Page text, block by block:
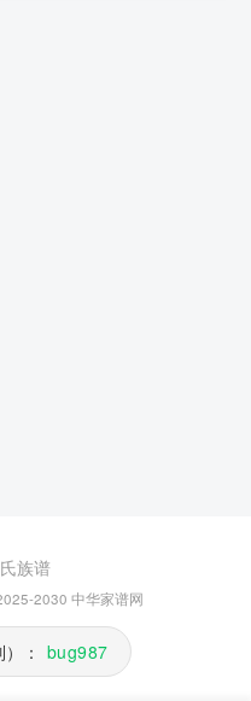
族谱
2030 中华家谱网
： bug987